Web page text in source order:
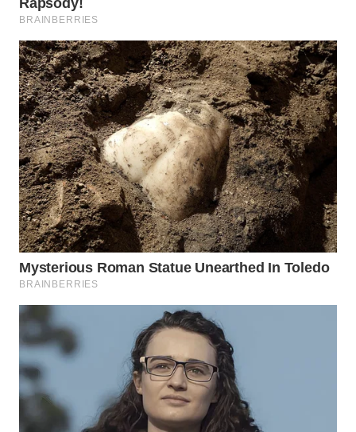
Wahana
Media
Group
WAHANA
NEWS
WAHANA
TANI
WAHANA
ADVOKAT
WAHANA
WAHANA
KONSUMEN
WAHANA
LISTRIK